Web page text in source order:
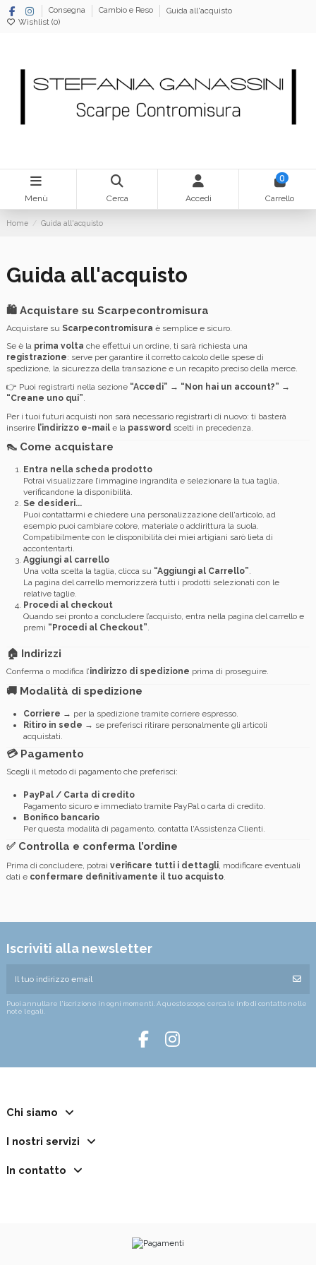
Consegna Cambio e Reso
Guida all'acquisto
Wishlist (0)
Menù Cerca Accedi
0
Carrello
Home Guida all'acquisto
Guida all'acquisto
🛍️ Acquistare su Scarpecontromisura
Acquistare su Scarpecontromisura è semplice e sicuro.
Se è la prima volta che effettui un ordine, ti sarà richiesta una
registrazione: serve per garantire il corretto calcolo delle spese di
spedizione, la sicurezza della transazione e un recapito preciso della merce.
👉 Puoi registrarti nella sezione “Accedi” → “Non hai un account?” →
“Creane uno qui”.
Per i tuoi futuri acquisti non sarà necessario registrarti di nuovo: ti basterà
inserire l’indirizzo e-mail e la password scelti in precedenza.
👠 Come acquistare
Entra nella scheda prodotto
Potrai visualizzare l’immagine ingrandita e selezionare la tua taglia,
verificandone la disponibilità.
Se desideri...
Puoi contattarmi e chiedere una personalizzazione dell'articolo, ad
esempio puoi cambiare colore, materiale o addirittura la suola.
Compatibilmente con le disponibilità dei miei artigiani sarò lieta di
accontentarti.
Aggiungi al carrello
Una volta scelta la taglia, clicca su “Aggiungi al Carrello”.
La pagina del carrello memorizzerà tutti i prodotti selezionati con le
relative taglie.
Procedi al checkout
Quando sei pronto a concludere l’acquisto, entra nella pagina del carrello e
premi “Procedi al Checkout”.
🏠 Indirizzi
Conferma o modifica l’indirizzo di spedizione prima di proseguire.
🚚 Modalità di spedizione
Corriere → per la spedizione tramite corriere espresso.
Ritiro in sede → se preferisci ritirare personalmente gli articoli
acquistati.
💳 Pagamento
Scegli il metodo di pagamento che preferisci:
PayPal / Carta di credito
Pagamento sicuro e immediato tramite PayPal o carta di credito.
Bonifico bancario
Per questa modalità di pagamento, contatta l'Assistenza Clienti.
✅ Controlla e conferma l’ordine
Prima di concludere, potrai verificare tutti i dettagli, modificare eventuali
dati e confermare definitivamente il tuo acquisto.
Iscriviti alla newsletter
Puoi annullare l'iscrizione in ogni momenti. A questo scopo, cerca le info di contatto nelle
note legali.
Chi siamo
I nostri servizi
In contatto